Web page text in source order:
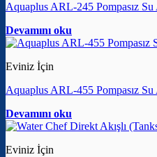
Aquaplus ARL-245 Pompasız Su
Devamını oku
Eviniz İçin
Aquaplus ARL-455 Pompasız Su
Devamını oku
Eviniz İçin